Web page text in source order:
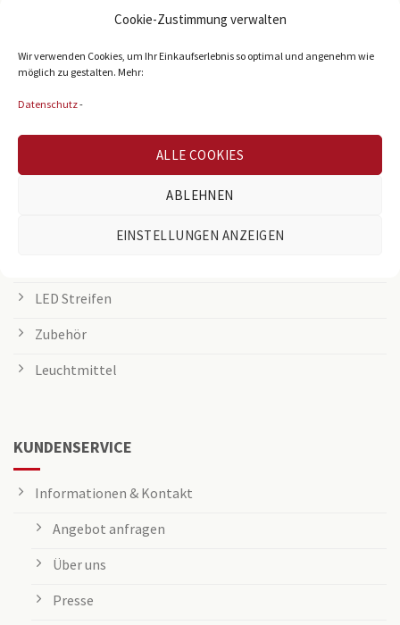
Cookie-Zustimmung verwalten
Wir verwenden Cookies, um Ihr Einkaufserlebnis so optimal und angenehm wie
möglich zu gestalten. Mehr:
Datenschutz-
ALLE COOKIES
ABLEHNEN
EINSTELLUNGEN ANZEIGEN
Büroleuchten
Rasterleuchten
Grow Lampen
LED Streifen
Zubehör
Leuchtmittel
KUNDENSERVICE
Informationen & Kontakt
Angebot anfragen
Über uns
Presse